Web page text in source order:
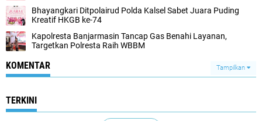
Bhayangkari Ditpolairud Polda Kalsel Sabet Juara Puding
Kreatif HKGB ke-74
Kapolresta Banjarmasin Tancap Gas Benahi Layanan,
Targetkan Polresta Raih WBBM
KOMENTAR Tampilkan
TERKINI